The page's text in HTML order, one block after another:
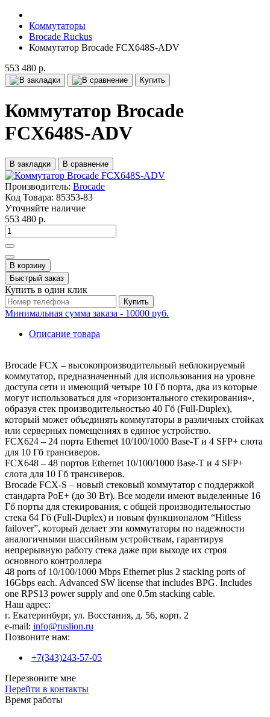
Коммутаторы
Brocade Ruckus
Коммутатор Brocade FCX648S-ADV
553 480 р.
Купить
Коммутатор Brocade
FCX648S-ADV
В закладки В сравнение
Производитель: Brocade
Код Товара: 85353-83
Уточняйте наличие
553 480 р.
В корзину
Быстрый заказ
Купить в один клик
Купить
Минимальная сумма заказа - 10000 руб.
Описание товара
Brocade FCX – высокопроизводительный неблокируемый
коммутатор, предназначенный для использования на уровне
доступа сети и имеющий четыре 10 Гб порта, два из которые
могут использоваться для «горизонтального стекирования»,
образуя стек производительностью 40 Гб (Full-Duplex),
который может объединять коммутаторы в различных стойках
или серверных помещениях в единое устройство.
FCX624 – 24 порта Ethernet 10/100/1000 Base-T и 4 SFP+ слота
для 10 Гб трансиверов.
FCX648 – 48 портов Ethernet 10/100/1000 Base-T и 4 SFP+
слота для 10 Гб трансиверов.
Brocade FCX-S – новый стековый коммутатор с поддержкой
стандарта PoE+ (до 30 Вт). Все модели имеют выделенные 16
Гб порты для стекирования, с общей производительностью
стека 64 Гб (Full-Duplex) и новым функционалом “Hitless
failover”, который делает эти коммутаторы по надежности
аналогичными шассийным устройствам, гарантируя
непрерывную работу стека даже при выходе их строя
основного контроллера
48 ports of 10/100/1000 Mbps Ethernet plus 2 stacking ports of
16Gbps each. Advanced SW license that includes BPG. Includes
one RPS13 power supply and one 0.5m stacking cable.
Наш адрес:
г. Екатеринбург, ул. Восстания, д. 56, корп. 2
e-mail: info@ruslion.ru
Позвоните нам:
+7(343)243-57-05
Перезвоните мне
Перейти в контакты
Время работы